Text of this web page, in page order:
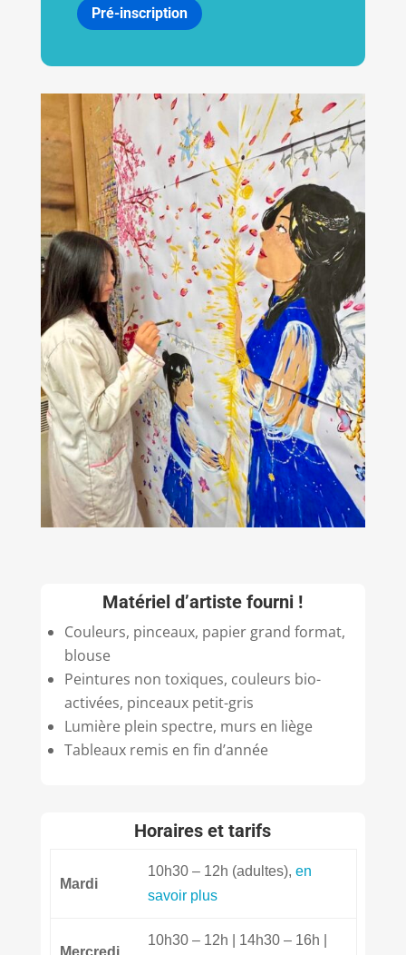
Pré-inscription
Matériel d’artiste fourni !
Couleurs, pinceaux, papier grand format,
blouse
Peintures non toxiques, couleurs bio-
activées, pinceaux petit-gris
Lumière plein spectre, murs en liège
Tableaux remis en fin d’année
Horaires et tarifs
Mardi
10h30 – 12h (adultes), en
savoir plus
Mercredi
10h30 – 12h | 14h30 – 16h |